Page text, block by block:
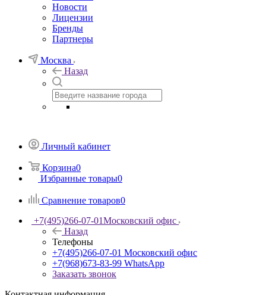
Новости
Лицензии
Бренды
Партнеры
Москва
Назад
Личный кабинет
Корзина0
Избранные товары0
Сравнение товаров0
+7(495)266-07-01Московский офис
Назад
Телефоны
+7(495)266-07-01 Московский офис
+7(968)673-83-99 WhatsApp
Заказать звонок